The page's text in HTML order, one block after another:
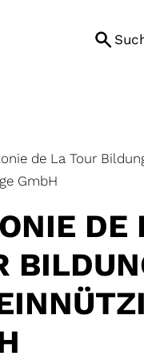
de La Tour
GmbH
DE